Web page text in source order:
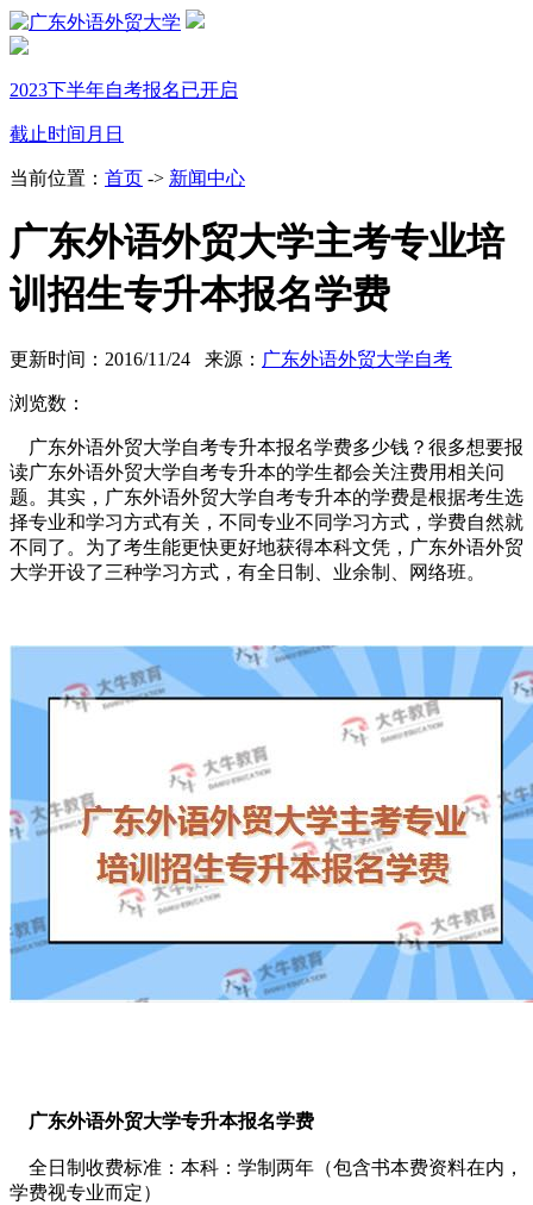
2023下半年自考报名已开启
截止时间 月 日
当前位置： 首页 -> 新闻中心
广东外语外贸大学主考专业培
训招生专升本报名学费
更新时间：2016/11/24 来源： 广东外语外贸大学自考
浏览数：
广东外语外贸大学自考专升本报名学费多少钱？很多想要报
读广东外语外贸大学自考专升本的学生都会关注费用相关问
题。其实，广东外语外贸大学自考专升本的学费是根据考生选
择专业和学习方式有关，不同专业不同学习方式，学费自然就
不同了。为了考生能更快更好地获得本科文凭，广东外语外贸
大学开设了三种学习方式，有全日制、业余制、网络班。
广东外语外贸大学专升本报名学费
全日制收费标准： 本科：学制两年（包含书本费资料在内，
学费视专业而定）